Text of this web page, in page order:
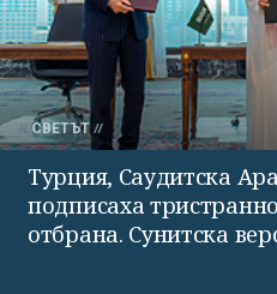
СВЕТЪТ
Турция, Саудитска
подписаха
отбрана. Сунитска